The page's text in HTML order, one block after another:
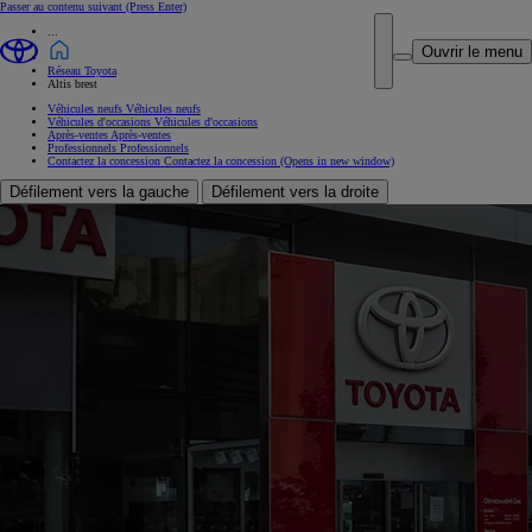
Passer au contenu suivant (Press Enter)
Ouvrir le menu
Réseau Toyota
Altis brest
Véhicules neufs Véhicules neufs
Véhicules d'occasions Véhicules d'occasions
Après-ventes Après-ventes
Professionnels Professionnels
Contactez la concession Contactez la concession (Opens in new window)
Défilement vers la gauche Défilement vers la droite